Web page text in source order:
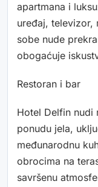
apartmana i
uređaj, televizor,
sobe nude
obogaćuje
Restoran i bar
Hotel Delfin nudi
ponudu jela,
međunarodnu
obrocima na
savršenu